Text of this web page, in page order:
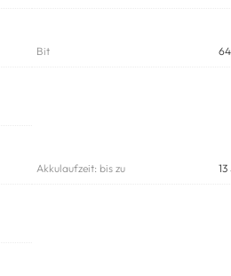
Bit 64
Akkulaufzeit: bis zu